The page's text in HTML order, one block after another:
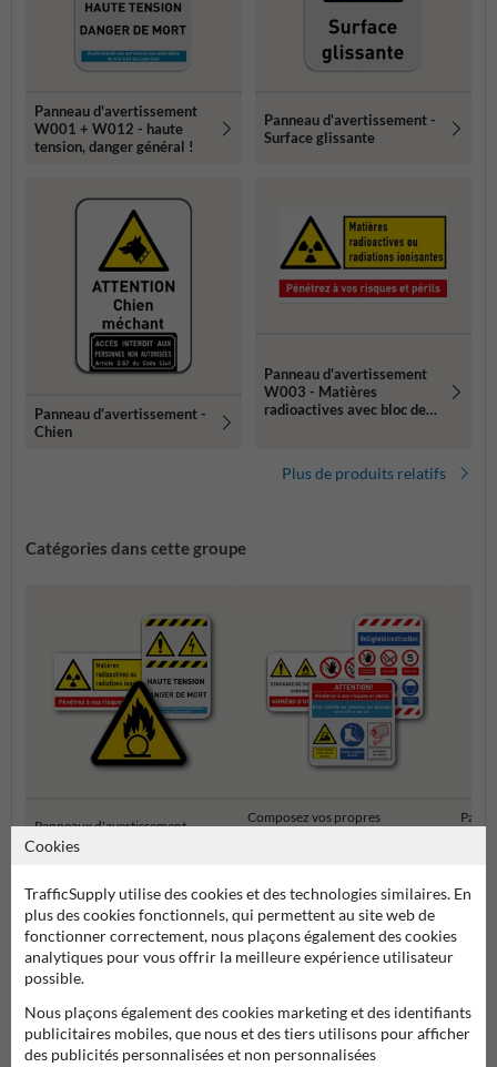
Panneau d'avertissement
W001 + W012 - haute
tension, danger général !
Panneau d'avertissement -
Surface glissante
Panneau d'avertissement -
Chien
Panneau d'avertissement
W003 - Matières
radioactives avec bloc de
Plus de produits relatifs
Catégories dans cette groupe
Panneaux d'avertissement
Composez vos propres
Pictogrammes et panneaux de sécurité
Cookies
TrafficSupply utilise des cookies et des technologies similaires. En
plus des cookies fonctionnels, qui permettent au site web de
fonctionner correctement, nous plaçons également des cookies
analytiques pour vous offrir la meilleure expérience utilisateur
possible.
Nous plaçons également des cookies marketing et des identifiants
publicitaires mobiles, que nous et des tiers utilisons pour afficher
des publicités personnalisées et non personnalisées